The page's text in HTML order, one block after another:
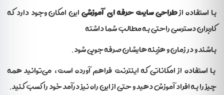
با استفاده ازطراحی سایت حرفه ای آموزشیاین امکان وجود دارد که
کاربران دسترسی راحتی به مطالب شما داشته
باشند و در زمان و هزینه هایشان صرفه جویی شود.
با استفاده از امکاناتی که اینترنت فراهم آورده است، می­‌توانید همه
چیز را به افراد آموزش دهید و حتی از این راه نیز درآمد خود را کسب کنید.